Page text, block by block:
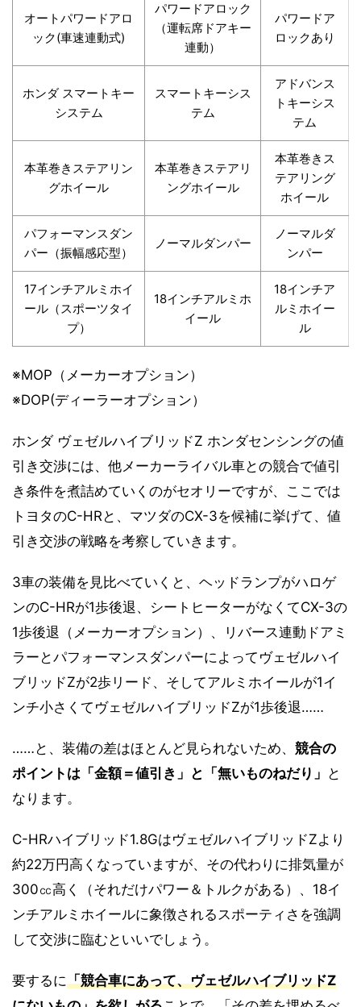
オートパワードアロ
ック(車速連動式)
パワードアロック
（運転席ドアキー
連動）
パワードア
ロックあり
ホンダ スマートキー
システム
スマートキーシス
テム
アドバンス
トキーシス
テム
本革巻きステアリン
グホイール
本革巻きステアリ
ングホイール
本革巻きス
テアリング
ホイール
パフォーマンスダン
パー（振幅感応型）
ノーマルダンパー
ノーマルダ
ンパー
17インチアルミホイ
ール（スポーツタイ
プ）
18インチアルミホ
イール
18インチア
ルミホイー
ル
※MOP（メーカーオプション）
※DOP(ディーラーオプション）
ホンダ ヴェゼルハイブリッドZ ホンダセンシングの値
引き交渉には、他メーカーライバル車との競合で値引
き条件を煮詰めていくのがセオリーですが、ここでは
トヨタのC-HRと、マツダのCX-3を候補に挙げて、値
引き交渉の戦略を考察していきます。
3車の装備を見比べていくと、ヘッドランプがハロゲ
ンのC-HRが1歩後退、シートヒーターがなくてCX-3の
1歩後退（メーカーオプション）、リバース連動ドアミ
ラーとパフォーマンスダンパーによってヴェゼルハイ
ブリッドZが2歩リード、そしてアルミホイールが1イ
ンチ小さくてヴェゼルハイブリッドZが1歩後退……
……と、装備の差はほとんど見られないため、 競合の
ポイントは「金額＝値引き」と「無いものねだり」 と
なります。
C-HRハイブリッド1.8GはヴェゼルハイブリッドZより
約22万円高くなっていますが、その代わりに排気量が
300㏄高く（それだけパワー＆トルクがある）、18イ
ンチアルミホイールに象徴されるスポーティさを強調
して交渉に臨むといいでしょう。
要するに「競合車にあって、ヴェゼルハイブリッドZ